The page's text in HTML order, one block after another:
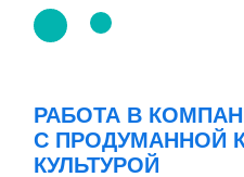
РАБОТА В
С ПРОДУМАННОЙ
КУЛЬТУРОЙ